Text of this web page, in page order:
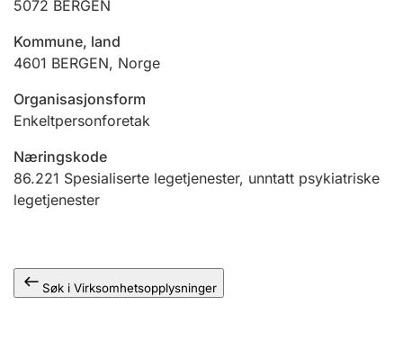
Ektepaktveileder
Offentlig sektor
Andre tema
5072 BERGEN
Kommune, land
4601 BERGEN, Norge
Organisasjonsform
Enkeltpersonforetak
Næringskode
86.221 Spesialiserte legetjenester, unntatt psykiatriske
legetjenester
Søk i Virksomhetsopplysninger